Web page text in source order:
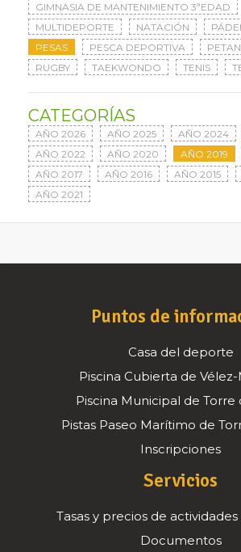
GIMNASIA DE MANTENIMIENTO 3ªEDAD
MULTIDEPORTE
NATACIÓN
PESAS
PESCA DEPORTIVA
RUGBY
TAEKWONDO TENIS
CATEGORÍAS
AÑO 2026 AÑO 2025 AÑO 2024
AÑO 2022
AÑO 2020 AÑO 2019
AÑO 2017
AÑO 2016 AÑO 2015
AÑO 2021
Puntos de
Casa del deporte
Piscina Cubierta de
Piscina Municipal de Torre
Pistas Paseo Marítimo de
Inscripciones
Servicios
Tasas y precios de
Documentos